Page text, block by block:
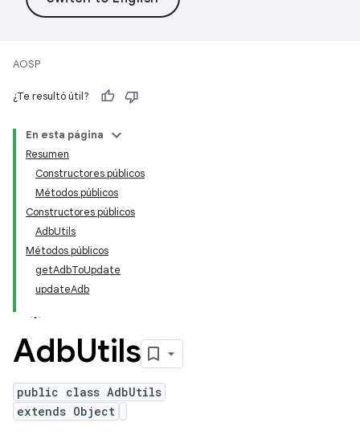
AOSP
¿Te resultó útil?
En esta página
Resumen
Constructores públicos
Métodos públicos
Constructores públicos
AdbUtils
Métodos públicos
getAdbToUpdate
updateAdb
AdbUtils
public class AdbUtils
extends Object